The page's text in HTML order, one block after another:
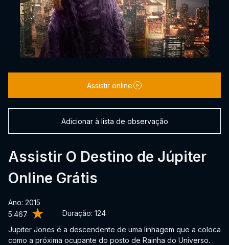
5.467 Duração: 124
Assistir O Destino de Júpiter
Online Grátis
Ano: 2015
Jupiter Jones é a descendente de uma linhagem que a coloca
como a próxima ocupante do posto de Rainha do Universo.
Assistir online
Adicionar à lista de observação